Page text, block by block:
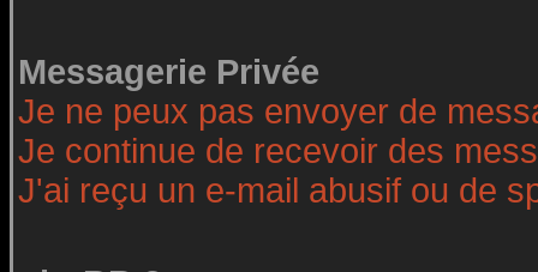
Messagerie Privée
Je ne peux pas envoyer de
Je continue de recevoir des
J'ai reçu un e-mail abusif ou de